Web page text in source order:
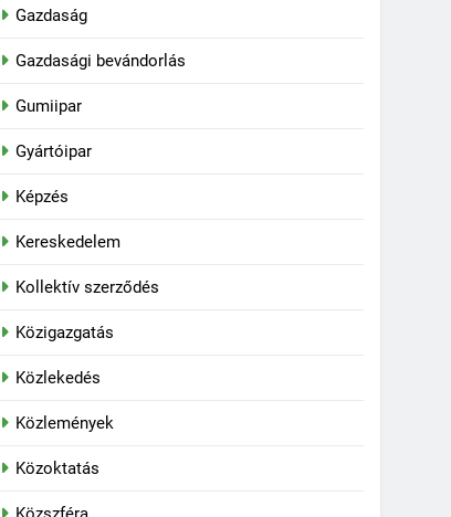
Gazdaság
Gazdasági bevándorlás
Gumiipar
Gyártóipar
Képzés
Kereskedelem
Kollektív szerződés
Közigazgatás
Közlekedés
Közlemények
Közoktatás